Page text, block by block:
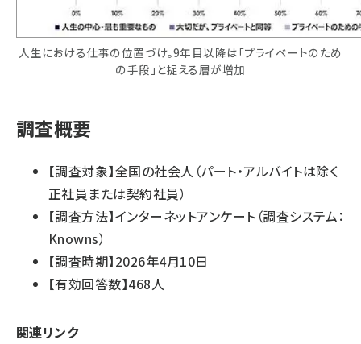
人生における仕事の位置づけ。9年目以降は「プライベートのため
の手段」と捉える層が増加
調査概要
【調査対象】全国の社会人（パート・アルバイトは除く
正社員または契約社員）
【調査方法】インターネットアンケート（調査システム：
Knowns）
【調査時期】2026年4月10日
【有効回答数】468人
関連リンク